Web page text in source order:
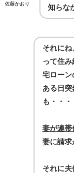
佐藤かおり
知らな
それに
って住
宅ローン
ある日突
も・・・
妻が連帯
妻に請求
それに